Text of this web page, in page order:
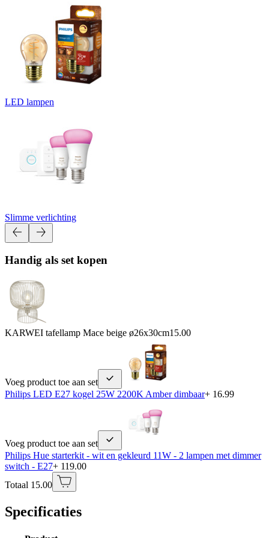
LED lampen
Slimme verlichting
Handig als set kopen
KARWEI tafellamp Mace beige ø26x30cm15.00
Voeg product toe aan set
Philips LED E27 kogel 25W 2200K Amber dimbaar+ 16.99
Voeg product toe aan set
Philips Hue starterkit - wit en gekleurd 11W - 2 lampen met dimmer
switch - E27+ 119.00
Totaal 15.00
Specificaties